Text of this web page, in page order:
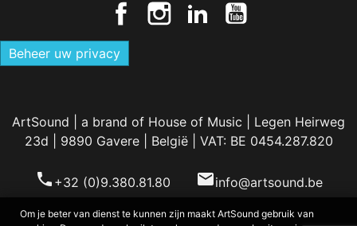
Beheer uw privacy
ArtSound | a brand of House of Music | Legen Heirweg
23d | 9890 Gavere | België | VAT: BE 0454.287.820
phone +32 (0)9.380.81.80 emailinfo@artsound.be
Om je beter van dienst te kunnen zijn maakt ArtSound gebruik van